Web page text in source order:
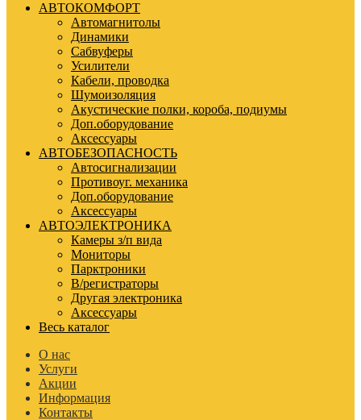
АВТОКОМФОРТ
Автомагнитолы
Динамики
Сабвуферы
Усилители
Кабели, проводка
Шумоизоляция
Акустические полки, короба, подиумы
Доп.оборудование
Аксессуары
АВТОБЕЗОПАСНОСТЬ
Автосигнализации
Противоуг. механика
Доп.оборудование
Аксессуары
АВТОЭЛЕКТРОНИКА
Камеры з/п вида
Мониторы
Парктроники
В/регистраторы
Другая электроника
Аксессуары
Весь каталог
О нас
Услуги
Акции
Информация
Контакты